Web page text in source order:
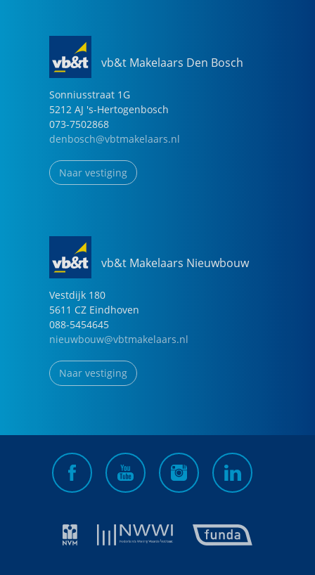
vb&t Makelaars Den Bosch
Sonniusstraat 1G
5212 AJ 's-Hertogenbosch
073-7502868
denbosch@vbtmakelaars.nl
Naar vestiging
vb&t Makelaars Nieuwbouw
Vestdijk 180
5611 CZ Eindhoven
088-5454645
nieuwbouw@vbtmakelaars.nl
Naar vestiging